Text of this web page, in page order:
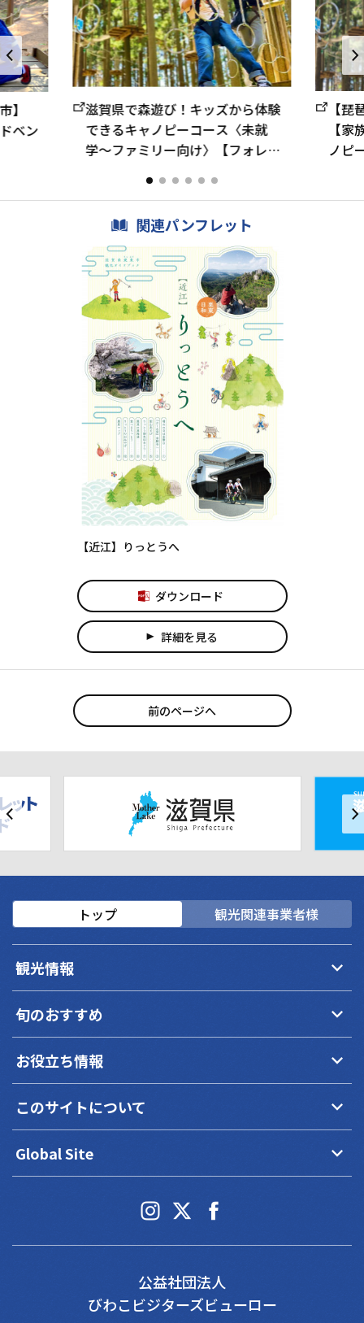
】
ベン
滋賀県で森遊び！キッズから体験
できるキャノピーコース〈未就
学〜ファミリー向け〉【フォレス
【
【
ノピ
関連パンフレット
【近江】りっとうへ
ダウンロード
play_arrow 詳細を見る
前のページへ
トップ 観光関連事業者様
観光情報 keyboard_arrow_down
旬のおすすめ keyboard_arrow_down
お役立ち情報 keyboard_arrow_down
このサイトについて keyboard_arrow_down
Global Site keyboard_arrow_down
公益社団法人
びわこビジターズビューロー